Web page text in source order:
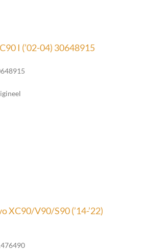
I (’02-04) 30648915
XC90/V90/S90 (’14-’22)